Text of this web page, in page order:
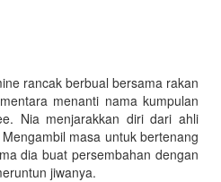
rancak berbual bersama rakan
menanti nama kumpulan
Nia menjarakkan diri dari ahli
masa untuk bertenang
dia buat persembahan dengan
jiwanya.